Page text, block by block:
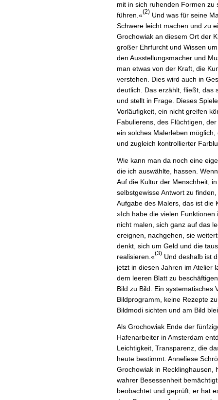
mit in sich ruhenden Formen
führen.«(2) Und was für seine
Schwere leicht machen und zu
Grochowiak an diesem Ort der
großer Ehrfurcht und Wissen
den Ausstellungsmacher und
man etwas von der Kraft, die
verstehen. Dies wird auch in
deutlich. Das erzählt, fließt, das
und stellt in Frage. Dieses
Vorläufigkeit, ein nicht greifen
Fabulierens, des Flüchtigen,
ein solches Malerleben
und zugleich kontrollierter
Wie kann man da noch eine
die ich auswählte, hassen.
Auf die Kultur der Menschheit,
selbstgewisse Antwort zu
Aufgabe des Malers, das ist die
»Ich habe die vielen
nicht malen, sich ganz auf das
ereignen, nachgehen, sie
denkt, sich um Geld und die
realisieren.«(3) Und deshalb ist
jetzt in diesen Jahren im Atelier
dem leeren Blatt zu
Bild zu Bild. Ein systematisches
Bildprogramm, keine Rezepte
Bildmodi sichten und am Bild
Als Grochowiak Ende der
Hafenarbeiter in Amsterdam
Leichtigkeit, Transparenz, die
heute bestimmt. Anneliese
Grochowiak in Recklinghausen,
wahrer Besessenheit
beobachtet und geprüft; er hat